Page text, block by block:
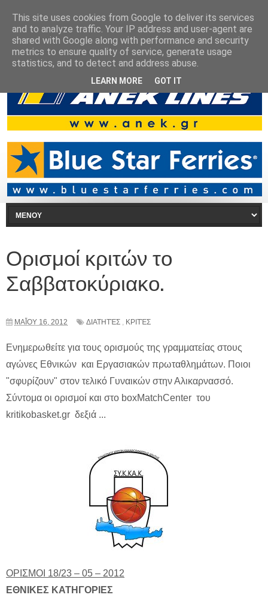
Ορισμοί κριτών το
Σαββατοκύριακο.
ΜΑΪ́ΟΥ 16, 2012 ΔΙΑΤΗΤΈΣ , ΚΡΙΤΈΣ
Ενημερωθείτε για τους ορισμούς της γραμματείας στους
αγώνες Εθνικών και Εργασιακών πρωταθλημάτων. Ποιοι
"σφυρίζουν" στον τελικό Γυναικών στην Αλικαρνασσό.
Σύντομα οι ορισμοί και στο boxMatchCenter του
kritikobasket.gr δεξιά ...
ΟΡΙΣΜΟΙ 18/23 – 05 – 2012
ΕΘΝΙΚΕΣ ΚΑΤΗΓΟΡΙΕΣ
This site uses cookies from Google to deliver its services
and to analyze traffic. Your IP address and user-agent are
shared with Google along with performance and security
metrics to ensure quality of service, generate usage
statistics, and to detect and address abuse.
LEARN MORE GOT IT